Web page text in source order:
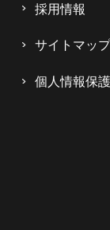
ごとに独立
金・所要時
知りたい情
検索エンジ
単位でペー
採用情報
サイトマップ
個人情報保